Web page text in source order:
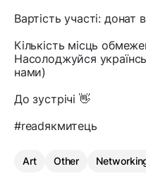
Вартість участі: донат
Кількість місць
Насолоджуйся
нами)
До зустрічі 👋
#readякмитець
Art Other